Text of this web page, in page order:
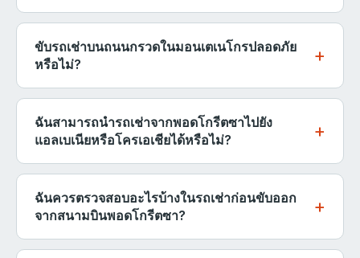
แต่ตัวเลือกจะมีจำกัด.
วันสำหรับผู้ขับขี่เพิ่มเติม การเพิ่มผู้ขับขี่ที่สองเป็นเรื่องที่
สะดวกโดยเฉพาะสำหรับการเดินทางไกลที่คุณต้องการ
แบ่งปันการขับขี่ผ่านหุบเขา Moraca หรือการขับรถข้าม
คืนบนทางหลวง.
ผู้ให้บริการส่วนใหญ่อนุญาตให้มีช่วงเวลาผ่อนผัน 29-59
นาที ก่อนที่จะคิดค่าธรรมเนียมสำหรับวันเพิ่มเติม หากคุณ
รู้ว่าคุณจะมาถึงช้ากว่ากำหนด โทรไปที่เคาน์เตอร์เช่า
อัตรารายวันแทนที่จะคิดค่าปรับ การคืนรถที่สนามบินพอด
โกรีตซามักมีความยืดหยุ่น แต่การคืนรถในใจกลางเมือง
และการรับที่โรงแรมอาจมีช่วงเวลาที่เข้มงวดมากขึ้น ดัง
นั้นโปรดยืนยันเวลาคืนรถที่แน่นอนเมื่อรับรถ.
ขับรถเช่าบนถนนกรวดในมอนเตเนโกรปลอดภัย
หรือไม่?
จุดชมวิวที่งดงามที่สุดในมอนเตเนโกร - โดยเฉพาะรอบ
Durmitor, Prokletije, และหุบเขาแม่น้ำ Tara - สามารถ
เข้าถึงได้ผ่านถนนกรวดที่ไม่มีการปูพื้น รถเช่าประเภท
บนถนนที่ไม่มีการปูพื้น หากคุณวางแผนที่จะสำรวจเส้น
ทางที่ไม่ใช่ถนนปู ให้จองรถ 4x4 หรือ SUV ที่มีการ
คุ้มครองสำหรับการขับขี่นอกถนน ตรวจสอบข้อจำกัดของ
ภูมิประเทศกับตัวแทนที่จุดรับรถและบันทึกไว้ในข้อตกลง
ฉันสามารถนำรถเช่าจากพอดโกรีตซาไปยัง
แอลเบเนียหรือโครเอเชียได้หรือไม่?
การเดินทางข้ามพรมแดนได้รับอนุญาตจากผู้ให้บริการ
ส่วนใหญ่ แต่ต้องประกาศและได้รับการอนุมัติในขณะ
ทำการจอง - ไม่ใช่หลังจากนั้น ประเทศแต่ละประเทศ
Green Card โครเอเชียและบอสเนียมักได้รับอนุญาต
ฉันควรตรวจสอบอะไรบ้างในรถเช่าก่อนขับออก
จากสนามบินพอดโกรีตซา?
ก่อนที่คุณจะลงนามในข้อตกลงการเช่า ให้เดินตรวจสอบ